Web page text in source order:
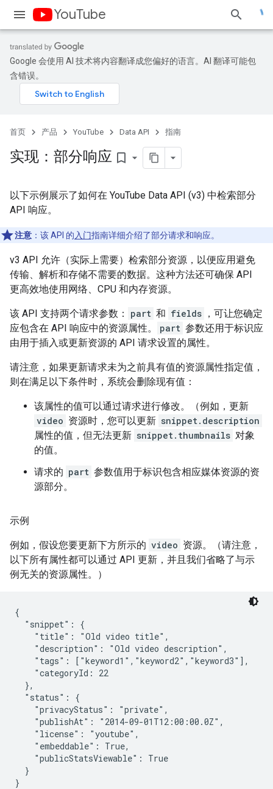
YouTube
Google 会使用 AI 技术将内容翻译成您偏好的语言。AI 翻译可能包
含错误。
首页 产品 YouTube Data API 指南
实现：部分响应 bookmark_border
以下示例展示了如何在 YouTube Data API (v3) 中检索部分
API 响应。
注意 ：该 API 的 入门指南详细介绍了部分请求和响应。
v3 API 允许（实际上需要）检索部分资源，以便应用避免
传输、解析和存储不需要的数据。这种方法还可确保 API
更高效地使用网络、CPU 和内存资源。
该 API 支持两个请求参数： part 和 fields ，可让您确定
应包含在 API 响应中的资源属性。
part 参数还用于标识应
由用于插入或更新资源的 API 请求设置的属性。
请注意，如果更新请求未为之前具有值的资源属性指定值，
则在满足以下条件时，系统会删除现有值：
该属性的值可以通过请求进行修改。（例如，更新
video 资源时，您可以更新 snippet.description
属性的值，但无法更新 snippet.thumbnails 对象
的值。
请求的 part 参数值用于标识包含相应媒体资源的资
源部分。
示例
例如，假设您要更新下方所示的 video 资源。（请注意，
以下所有属性都可以通过 API 更新，并且我们省略了与示
例无关的资源属性。）
{
  "snippet": {
    "title": "Old video title",
    "description": "Old video description",
    "tags": ["keyword1","keyword2","keyword3"],
    "categoryId: 22
  },
  "status": {
    "privacyStatus": "private",
    "publishAt": "2014-09-01T12:00:00.0Z",
    "license": "youtube",
    "embeddable": True,
    "publicStatsViewable": True
  }
}